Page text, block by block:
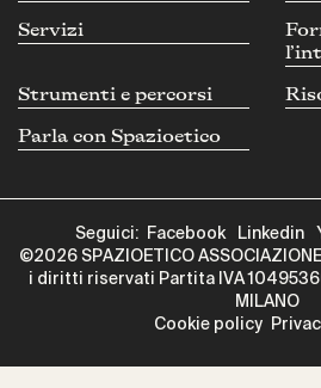
Servizi
Strumenti e percorsi
Parla con Spazioetico
Seguici: Facebook Linkedin
©2026 SPAZIOETICO
i diritti riservati Partita IVA
MILANO
Cookie policy